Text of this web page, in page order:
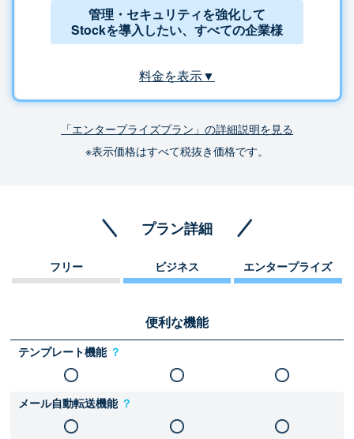
管理・セキュリティを強化して
Stockを導入したい、すべての企業様
料金を表示▼
「エンタープライズプラン」の詳細説明を見る
※表示価格はすべて税抜き価格です。
プラン詳細
フリー ビジネス エンタープライズ
便利な機能
テンプレート機能 ？
メール自動転送機能 ？